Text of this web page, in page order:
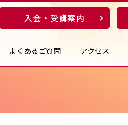
よくあるご質問 アクセス
入会・受講案内